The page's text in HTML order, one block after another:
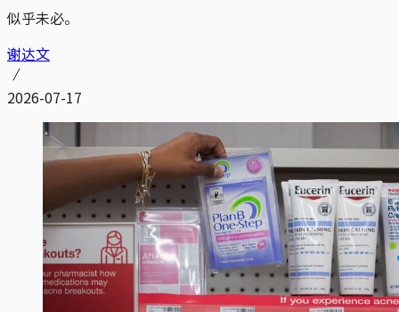
似乎未必。
谢达文
2026-07-17